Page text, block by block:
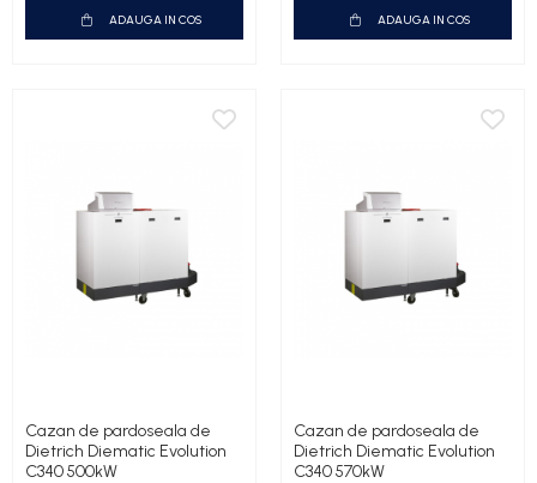
ADAUGA IN COS ADAUGA IN COS
Cazan de pardoseala de
Dietrich Diematic Evolution
C340 500kW
Cazan de pardoseala de
Dietrich Diematic Evolution
C340 570kW